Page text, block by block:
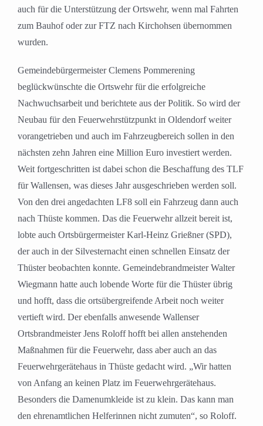
auch für die Unterstützung der Ortswehr, wenn mal Fahrten
zum Bauhof oder zur FTZ nach Kirchohsen übernommen
wurden.
Gemeindebürgermeister Clemens Pommerening
beglückwünschte die Ortswehr für die erfolgreiche
Nachwuchsarbeit und berichtete aus der Politik. So wird der
Neubau für den Feuerwehrstützpunkt in Oldendorf weiter
vorangetrieben und auch im Fahrzeugbereich sollen in den
nächsten zehn Jahren eine Million Euro investiert werden.
Weit fortgeschritten ist dabei schon die Beschaffung des TLF
für Wallensen, was dieses Jahr ausgeschrieben werden soll.
Von den drei angedachten LF8 soll ein Fahrzeug dann auch
nach Thüste kommen. Das die Feuerwehr allzeit bereit ist,
lobte auch Ortsbürgermeister Karl-Heinz Grießner (SPD),
der auch in der Silvesternacht einen schnellen Einsatz der
Thüster beobachten konnte. Gemeindebrandmeister Walter
Wiegmann hatte auch lobende Worte für die Thüster übrig
und hofft, dass die ortsübergreifende Arbeit noch weiter
vertieft wird. Der ebenfalls anwesende Wallenser
Ortsbrandmeister Jens Roloff hofft bei allen anstehenden
Maßnahmen für die Feuerwehr, dass aber auch an das
Feuerwehrgerätehaus in Thüste gedacht wird. „Wir hatten
von Anfang an keinen Platz im Feuerwehrgerätehaus.
Besonders die Damenumkleide ist zu klein. Das kann man
den ehrenamtlichen Helferinnen nicht zumuten“, so Roloff.